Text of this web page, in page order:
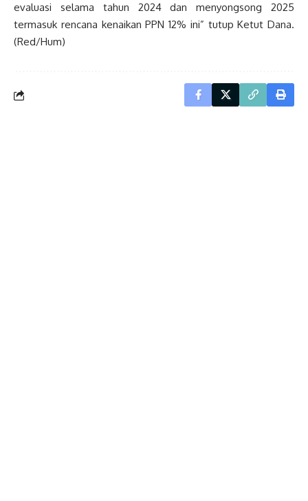
evaluasi selama tahun 2024 dan menyongsong 2025
termasuk rencana kenaikan PPN 12% ini” tutup Ketut Dana.
(Red/Hum)